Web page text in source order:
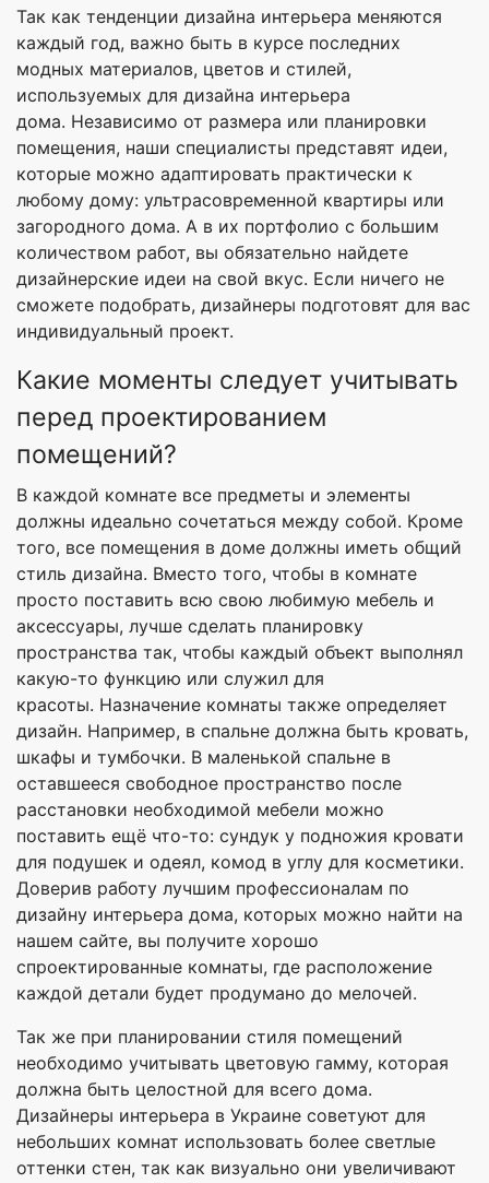
Так как тенденции дизайна интерьера меняются
каждый год, важно быть в курсе последних
модных материалов, цветов и стилей,
используемых для дизайна интерьера
дома. Независимо от размера или планировки
помещения, наши специалисты представят идеи,
которые можно адаптировать практически к
любому дому: ультрасовременной квартиры или
загородного дома. А в их портфолио с большим
количеством работ, вы обязательно найдете
дизайнерские идеи на свой вкус. Если ничего не
сможете подобрать, дизайнеры подготовят для вас
индивидуальный проект.
Какие моменты следует учитывать
перед проектированием
помещений?
В каждой комнате все предметы и элементы
должны идеально сочетаться между собой. Кроме
того, все помещения в доме должны иметь общий
стиль дизайна. Вместо того, чтобы в комнате
просто поставить всю свою любимую мебель и
аксессуары, лучше сделать планировку
пространства так, чтобы каждый объект выполнял
какую-то функцию или служил для
красоты. Назначение комнаты также определяет
дизайн. Например, в спальне должна быть кровать,
шкафы и тумбочки. В маленькой спальне в
оставшееся свободное пространство после
расстановки необходимой мебели можно
поставить ещё что-то: сундук у подножия кровати
для подушек и одеял, комод в углу для косметики.
Доверив работу лучшим профессионалам по
дизайну интерьера дома, которых можно найти на
нашем сайте, вы получите хорошо
спроектированные комнаты, где расположение
каждой детали будет продумано до мелочей.
Так же при планировании стиля помещений
необходимо учитывать цветовую гамму, которая
должна быть целостной для всего дома.
Дизайнеры интерьера в Украине советуют для
небольших комнат использовать более светлые
оттенки стен, так как визуально они увеличивают